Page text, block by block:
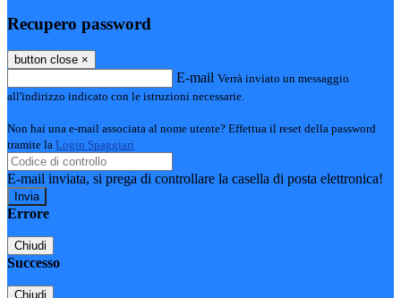
Recupero password
button close ×
E-mail Verrà inviato un messaggio
all'indirizzo indicato con le istruzioni necessarie.
Non hai una e-mail associata al nome utente? Effettua il reset della password
tramite la Login Spaggiari
E-mail inviata, si prega di controllare la casella di posta elettronica!
Errore
Chiudi
Successo
Chiudi